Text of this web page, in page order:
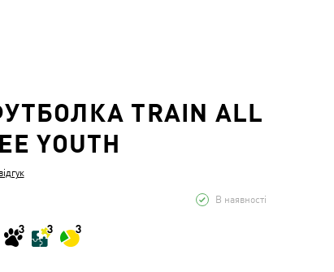
TRAIN ALL
YOUTH
В наявності